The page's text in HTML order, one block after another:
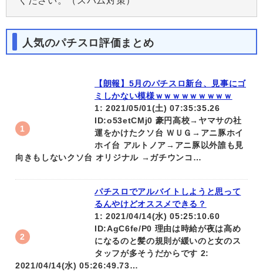
人気のパチスロ評価まとめ
【朗報】5月のパチスロ新台、見事にゴ
ミしかない模様ｗｗｗｗｗｗｗｗｗ
1: 2021/05/01(土) 07:35:35.26
ID:o53etCMj0 豪円高校→ヤマサの社
運をかけたクソ台 ＷＵＧ→アニ豚ホイ
ホイ台 アルトノア→アニ豚以外誰も見
向きもしないクソ台 オリジナル →ガチウンコ…
パチスロでアルバイトしようと思って
るんやけどオススメできる？
1: 2021/04/14(水) 05:25:10.60
ID:AgC6fe/P0 理由は時給が夜は高め
になるのと髪の規則が緩いのと女のス
タッフが多そうだからです 2:
2021/04/14(水) 05:26:49.73…